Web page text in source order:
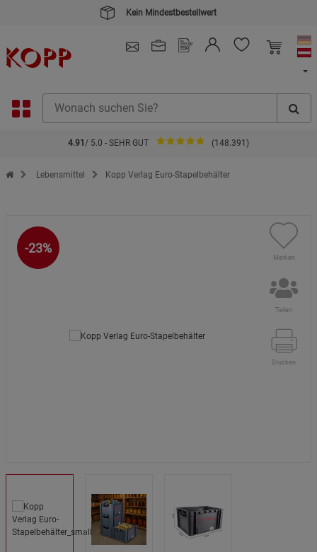
Kein Mindestbestellwert
4.91 / 5.0 - SEHR GUT (148.391)
Zur Startseite des Kopp Verlag Online-Shop
Lebensmittel Kopp Verlag Euro-Stapelbehälter
-23%
Merken
Teilen
Drucken